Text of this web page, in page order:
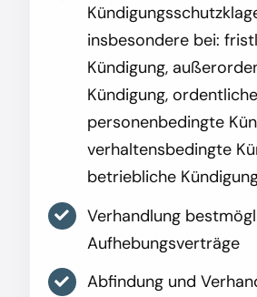
insbesondere bei:
Kündigung,
Kündigung,
personenbedingte
verhaltensbedingte
betriebliche
Verhandlung
Aufhebungsverträge
Abfindung und